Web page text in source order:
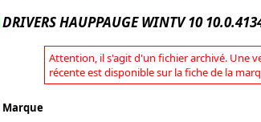
DRIVERS HAUPPAUGE WINTV 10
Attention, il s'agit d'un fichier archivé. Une
récente est disponible sur la fiche de la
Marque